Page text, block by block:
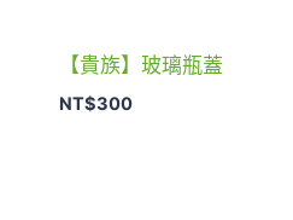
【貴族】玻璃瓶蓋
NT$300